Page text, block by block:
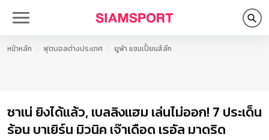
หน้าหลัก ฟุตบอลต่างประเทศ ยูฟ่า แชมเปี้ยนส์ลีก
ซาเน่ ยิงได้แล้ว, เบลลิงแฮม เล่นไม่ออก! 7 ประเด็น
ร้อน บาเยิร์น มิวนิค เจ๊าเดือด เรอัล มาดริด